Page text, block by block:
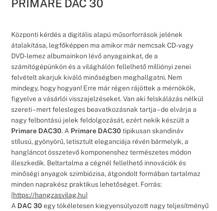
PRIMARE DAC 30
Központi kérdés a digitális alapú műsorforrások jelének
átalakítása, legfőképpen ma amikor már nemcsak CD- vagy
DVD-lemez albumainkon lévő anyagainkat, de a
számítógépünkön és a világhálón fellelhető milliónyi zenei
felvételt akarjuk kiváló minőségben meghallgatni. Nem
mindegy, hogy hogyan! Erre már régen rájöttek a mérnökök,
figyelve a vásárlói visszajelzéseket. Van aki felskálázás nélkül
szereti – mert felesleges beavatkozásnak tartja – de elvárja a
nagy felbontású jelek feldolgozását, ezért nekik készült a
Primare DAC30. A Primare DAC30 tipikusan skandináv
stílusú, gyönyörű, letisztult eleganciája révén bármelyik, a
hangláncot összetevő komponenshez természetes módon
illeszkedik. Beltartalma a cégnél fellelhető innovációk és
minőségi anyagok szimbiózisa, átgondolt formában tartalmaz
minden naprakész praktikus lehetőséget. Forrás:
[https://hangzasvilag.hu]
A DAC 30 egy tökéletesen kiegyensúlyozott nagy teljesítményű